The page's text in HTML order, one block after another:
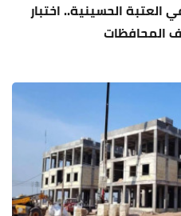
العتبة الحسينية.. اختبار